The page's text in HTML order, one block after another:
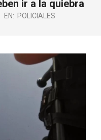
ir a la quiebra
EN: POLICIALES